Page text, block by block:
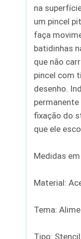
na
um pincel
faça
batidinhas
que não
pincel com
desenho.
fixação do
que ele
Medidas
Material:
Tema:
Tipo: Stencil